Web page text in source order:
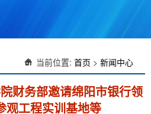
当前位置: 首页 > 新闻中心
财务部邀请绵阳市银行领
观工程实训基地等